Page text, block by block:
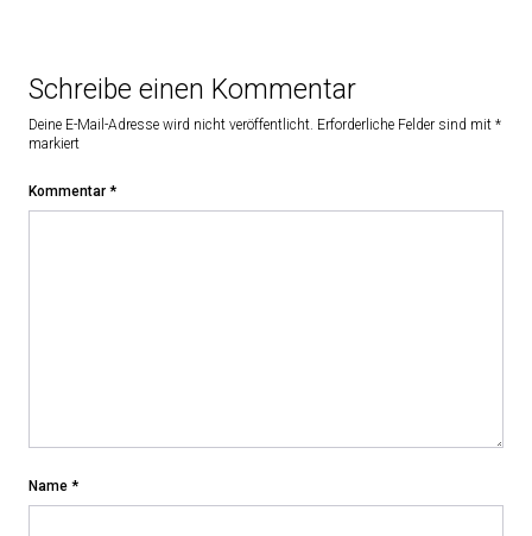
Schreibe einen Kommentar
Deine E-Mail-Adresse wird nicht veröffentlicht. Erforderliche Felder sind mit *
markiert
Kommentar *
Name *